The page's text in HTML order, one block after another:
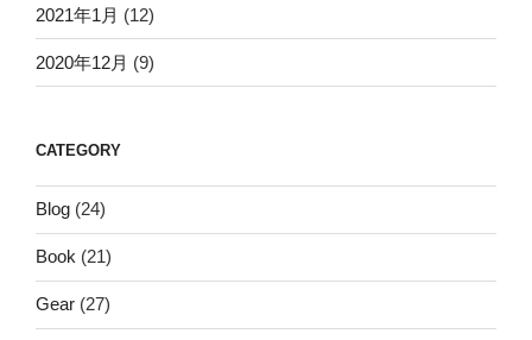
2021年1月 (12)
2020年12月 (9)
CATEGORY
Blog (24)
Book (21)
Gear (27)